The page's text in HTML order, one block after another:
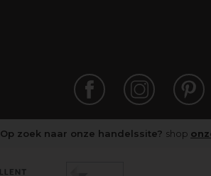
Op zoek naar onze handelssite? shop